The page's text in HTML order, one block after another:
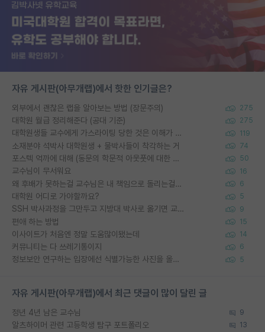
자유 게시판(아무개랩)에서 핫한 인기글은?
외부에서 괜찮은 랩을 알아보는 방법 (장문주의) 275
대학원 월급 정리해준다 (공대 기준) 275
대학원생들 교수에게 가스라이팅 당한 것은 이해가 갑니다. 안타깝네요. 119
소재분야 석박사 대학원생 + 물박사들이 착각하는 거 74
포스텍 억까에 대해 (동문의 학문적 아웃풋에 대한 반박) 50
교수님이 무서워요 16
왜 후배가 못하는걸 교수님은 내 책임으로 돌리는걸까요? 6
대학원 어디로 가야할까요? 5
SSH 박사과정을 그만두고 지방대 박사로 옮기면 교수의 꿈은 끝일까요? 9
편애 하는 방법 15
이사이트가 처음엔 정말 도움많이됐는데 14
커뮤니티는 다 쓰레기통이지 6
정보보안 연구하는 입장에선 식별가능한 사진을 올리는건 비추이긴함 5
자유 게시판(아무개랩)에서 최근 댓글이 많이 달린 글
정년 4년 남은 교수님 9
알츠하이머 관련 고등학생 탐구 포트폴리오 13